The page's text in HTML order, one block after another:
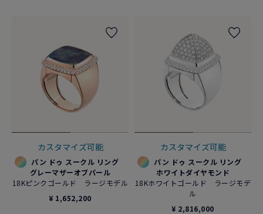
カスタマイズ可能
パン ドゥ スークル リング
グレーマザーオブパール
18Kピンクゴールド ラージモデル
¥ 1,652,200
カスタマイズ可能
パン ドゥ スークル リング
ホワイトダイヤモンド
18Kホワイトゴールド ラージモデ
ル
¥ 2,816,000